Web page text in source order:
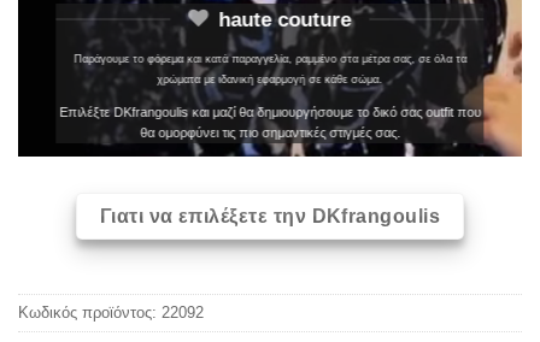
haute couture
Παράγουμε το φόρεμα και κατά παραγγελία, ραμμένο στα μέτρα σας, σε όλα τα
χρώματα με ιδανική εφαρμογή σε κάθε σώμα.
Επιλέξτε DKfrangoulis και μαζί θα δημιουργήσουμε το δικό σας outfit που
θα ομορφύνει τις πιο σημαντικές στιγμές σας.
Γιατι να επιλέξετε την DKfrangoulis
Κωδικός προϊόντος: 22092